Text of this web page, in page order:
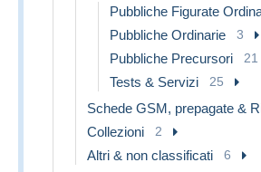
Pubbliche Figurate
Pubbliche Ordinarie 3
Pubbliche Precursori 21
Tests & Servizi 25
Schede GSM, prepagate &
Collezioni 2
Altri & non classificati 6